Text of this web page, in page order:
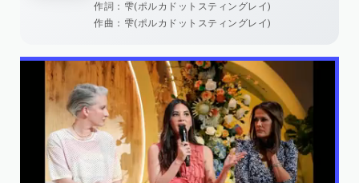
作詞：雫(ポルカドットスティングレイ)
作曲：雫(ポルカドットスティングレイ)